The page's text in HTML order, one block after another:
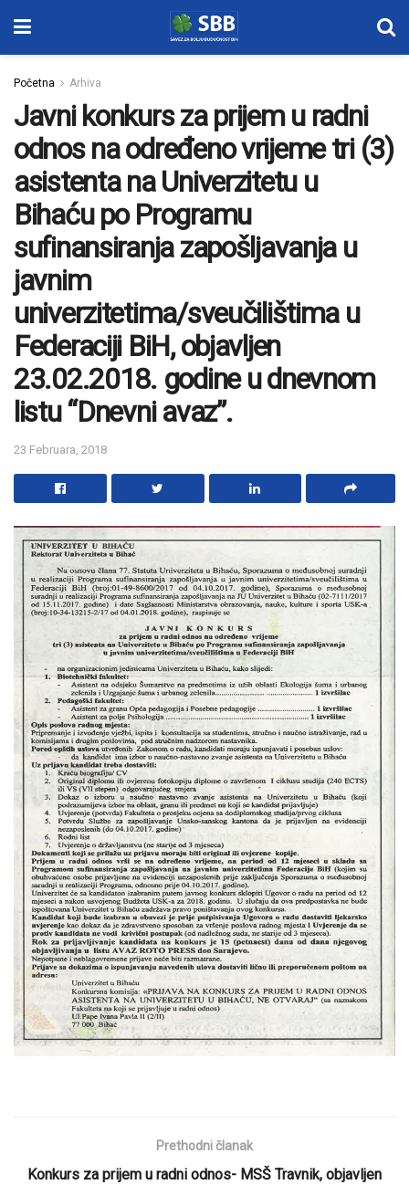
Početna Arhiva
Javni konkurs za prijem u radni
odnos na određeno vrijeme tri (3)
asistenta na Univerzitetu u
Bihaću po Programu
sufinansiranja zapošljavanja u
javnim
univerzitetima/sveučilištima u
Federaciji BiH, objavljen
23.02.2018. godine u dnevnom
listu “Dnevni avaz”.
23 Februara, 2018
Prethodni članak
Konkurs za prijem u radni odnos- MSŠ Travnik, objavljen